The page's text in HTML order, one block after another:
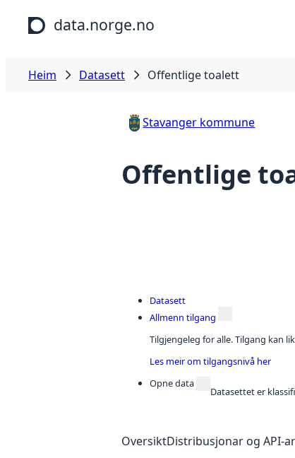
Hopp til hovudinnhald
data.norge.no
Heim Datasett Offentlige toalett
Stavanger kommune
Offentlige
Datasett
Allmenn tilgang
Tilgjengeleg for alle. Tilgang kan
Les meir om tilgangsnivå her
Opne data
Datasettet er
OversiktDistribusjonar og API-ar